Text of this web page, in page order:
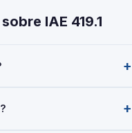
IAE 419.1
del Impuesto